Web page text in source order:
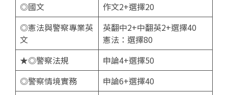
◎國文
作文2+選擇20
◎憲法與警察專業英
文
英翻中2+中翻英2+選擇40
憲法：選擇80
★◎警察法規
申論4+選擇50
◎警察情境實務
申論6+選擇40